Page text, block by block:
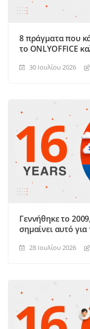
8 πράγματα που
το ONLYOFFICE
30 Ιουλίου 2026
Γεννήθηκε το
σημαίνει αυτό
28 Ιουλίου 2026